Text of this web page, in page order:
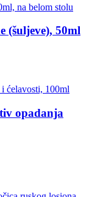
(šuljeve), 50ml
opadanja